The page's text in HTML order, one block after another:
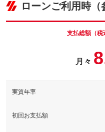
このパッ
を使って快適なドラ
車両本体価
154.8
ローンご利用時（
支払総額（税
月々
実質年率
初回お支払額